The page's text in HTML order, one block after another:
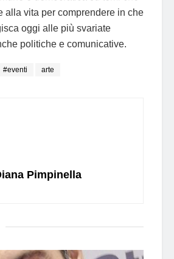
alla vita per comprendere in che
oggi alle più svariate
politiche e comunicative.
#eventi arte
Pimpinella